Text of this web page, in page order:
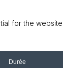
for the
Durée